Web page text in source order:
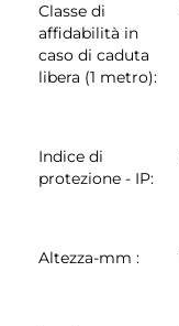
Classe di
affidabilità in
caso di caduta
libera (1 metro):
Indice di
protezione - IP:
Altezza-mm :